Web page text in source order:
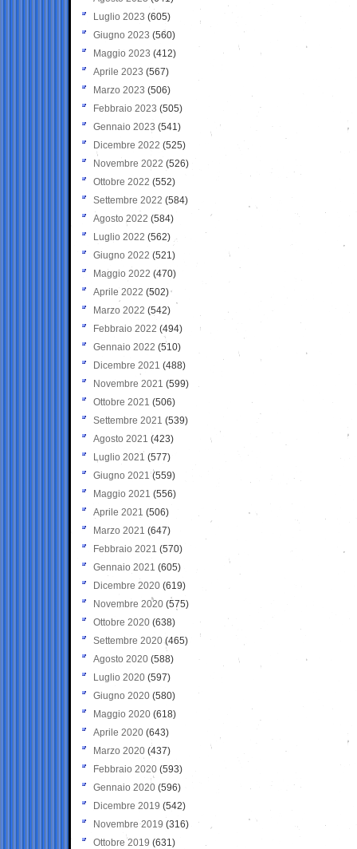
Luglio 2023 (605)
Giugno 2023 (560)
Maggio 2023 (412)
Aprile 2023 (567)
Marzo 2023 (506)
Febbraio 2023 (505)
Gennaio 2023 (541)
Dicembre 2022 (525)
Novembre 2022 (526)
Ottobre 2022 (552)
Settembre 2022 (584)
Agosto 2022 (584)
Luglio 2022 (562)
Giugno 2022 (521)
Maggio 2022 (470)
Aprile 2022 (502)
Marzo 2022 (542)
Febbraio 2022 (494)
Gennaio 2022 (510)
Dicembre 2021 (488)
Novembre 2021 (599)
Ottobre 2021 (506)
Settembre 2021 (539)
Agosto 2021 (423)
Luglio 2021 (577)
Giugno 2021(559)
Maggio 2021 (556)
Aprile 2021 (506)
Marzo 2021 (647)
Febbraio 2021 (570)
Gennaio 2021 (605)
Dicembre 2020 (619)
Novembre 2020 (575)
Ottobre 2020 (638)
Settembre 2020(465)
Agosto 2020 (588)
Luglio 2020 (597)
Giugno 2020 (580)
Maggio 2020 (618)
Aprile 2020 (643)
Marzo 2020 (437)
Febbraio 2020 (593)
Gennaio 2020 (596)
Dicembre 2019 (542)
Novembre 2019 (316)
Ottobre 2019 (631)